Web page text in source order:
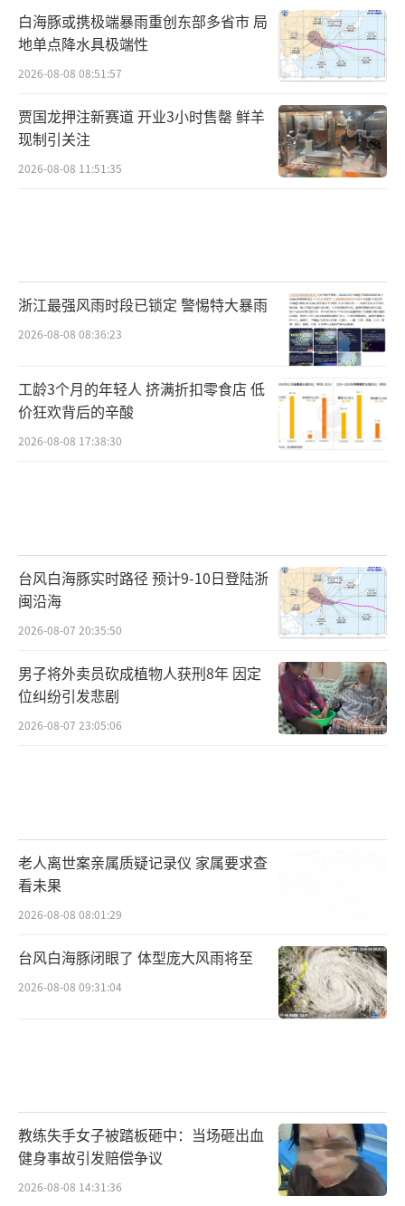
白海豚或携极端暴雨重创东部多省市 局
地单点降水具极端性
2026-08-08 08:51:57
贾国龙押注新赛道 开业3小时售罄 鲜羊
现制引关注
2026-08-08 11:51:35
浙江最强风雨时段已锁定 警惕特大暴雨
2026-08-08 08:36:23
工龄3个月的年轻人 挤满折扣零食店 低
价狂欢背后的辛酸
2026-08-08 17:38:30
台风白海豚实时路径 预计9-10日登陆浙
闽沿海
2026-08-07 20:35:50
男子将外卖员砍成植物人获刑8年 因定
位纠纷引发悲剧
2026-08-07 23:05:06
老人离世案亲属质疑记录仪 家属要求查
看未果
2026-08-08 08:01:29
台风白海豚闭眼了 体型庞大风雨将至
2026-08-08 09:31:04
教练失手女子被踏板砸中：当场砸出血
健身事故引发赔偿争议
2026-08-08 14:31:36